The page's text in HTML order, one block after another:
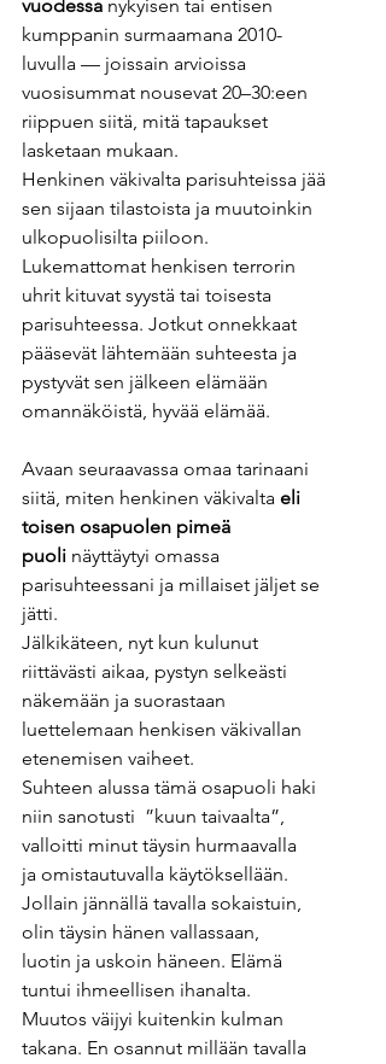
vuodessa nykyisen tai entisen
kumppanin surmaamana 2010-
luvulla — joissain arvioissa
vuosisummat nousevat 20–30:een
riippuen siitä, mitä tapaukset
lasketaan mukaan.
Henkinen väkivalta parisuhteissa jää
sen sijaan tilastoista ja muutoinkin
ulkopuolisilta piiloon.
Lukemattomat henkisen terrorin
uhrit kituvat syystä tai toisesta
parisuhteessa. Jotkut onnekkaat
pääsevät lähtemään suhteesta ja
pystyvät sen jälkeen elämään
omannäköistä, hyvää elämää.
Avaan seuraavassa omaa tarinaani
siitä, miten henkinen väkivalta eli
toisen osapuolen pimeä
puoli näyttäytyi omassa
parisuhteessani ja millaiset jäljet se
jätti.
Jälkikäteen, nyt kun kulunut
riittävästi aikaa, pystyn selkeästi
näkemään ja suorastaan
luettelemaan henkisen väkivallan
etenemisen vaiheet.
Suhteen alussa tämä osapuoli haki
niin sanotusti  ”kuun taivaalta”,
valloitti minut täysin hurmaavalla
ja omistautuvalla käytöksellään.
Jollain jännällä tavalla sokaistuin,
olin täysin hänen vallassaan,
luotin ja uskoin häneen. Elämä
tuntui ihmeellisen ihanalta.
Muutos väijyi kuitenkin kulman
takana. En osannut millään tavalla